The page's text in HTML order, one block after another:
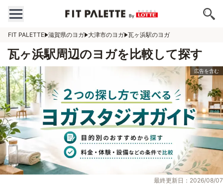
FIT PALETTE 滋賀県のヨガ 大津市のヨガ 瓦ヶ浜駅のヨガ
瓦ヶ浜駅周辺のヨガを比較して探す
最終更新日：2026/08/07